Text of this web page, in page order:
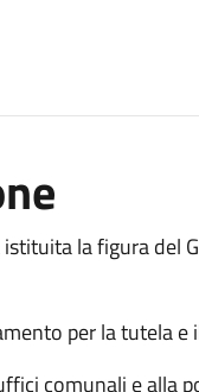
la figura del
per la tutela e
comunali e alla